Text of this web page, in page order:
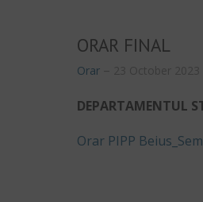
ORAR FINAL
Orar
DEPARTAMENTUL
Orar PIPP